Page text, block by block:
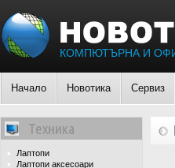
КОМПЮТЪРНА И
Начало Новотика Сервиз
Техника
Лаптопи
Лаптопи аксесоари